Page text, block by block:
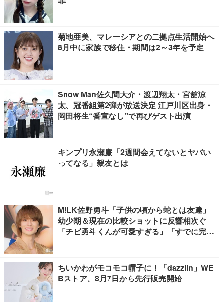
菊地亜美、マレーシアとの二拠点生活開始へ
8月中に家族で移住・期間は2～3年を予定
Snow Man佐久間大介・渡辺翔太・宮舘涼
太、冠番組第2弾が放送決定 江戸川区出身・
岡田将生“番宣なし”で再びゲスト出演
キンプリ永瀬廉「2週間会えてないとヤバい
ってなる」親友とは
M!LK佐野勇斗「子供の頃から蛇とは友達」
幼少期＆現在の比較ショットに反響相次ぐ
「チビ勇斗くんが可愛すぎる」「すでに完成
ちいかわがモコモコ帽子に！「dazzlin」WE
Bストア、8月7日から先行販売開始